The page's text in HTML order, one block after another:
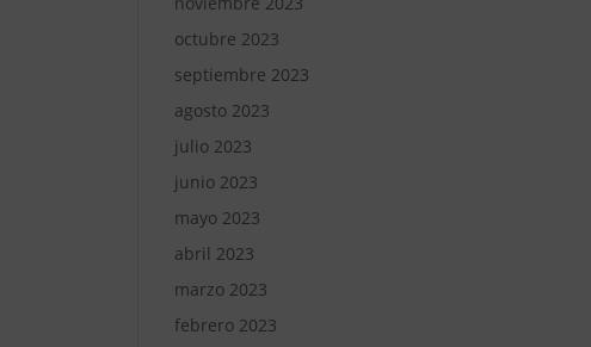
octubre 2023
septiembre 2023
agosto 2023
julio 2023
junio 2023
mayo 2023
abril 2023
marzo 2023
febrero 2023